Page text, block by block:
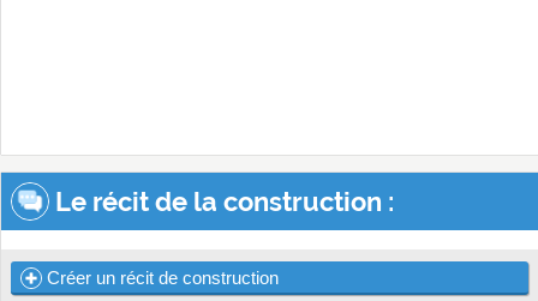
Le récit de la construction :
Créer un récit de construction